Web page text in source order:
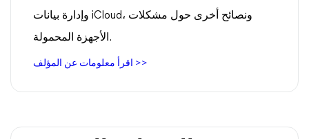
وإدارة بيانات iCloud، ونصائح أخرى حول مشكلات
الأجهزة المحمولة.
اقرأ معلومات عن المؤلف >>